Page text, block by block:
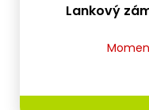
Lankový